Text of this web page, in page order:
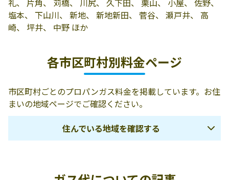
有限会社関もん
たち
結城郡八千代町
新地585-1
0296-48-0826
佐野810-1
結城郡八千代町
沼森265-1
村井分店
結城郡八千代町
青木商店
360-0215 結城郡
0296-48-0362
礼、 片角、 苅橋、 川尻、 久下田、 栗山、 小屋、 佐野、
塩本、 下山川、 新地、 新地新田、 菅谷、 瀬戸井、 高
崎、 坪井、 中野 ほか
各市区町村別料金ページ
市区町村ごとのプロパンガス料金を掲載しています。お住
まいの地域ページでご確認ください。
住んでいる地域を確認する